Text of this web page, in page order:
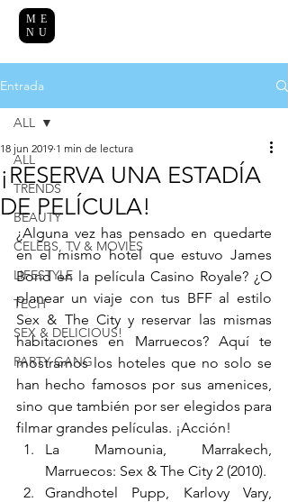
ME
NU
Entrada
ALL
TRENDS
BEAUTY
CELEBS, TV & MOVIES
LIFESTYLE
TECH
SEX & DELICIOUS!
PARTY GANG
ALL
¡RESERVA UNA ESTADÍA
DE PELÍCULA!
18 jun 2019 1 min de lectura
¿Alguna vez has pensado en quedarte
en el mismo hotel que estuvo James
Bond en la película Casino Royale? ¿O
planear un viaje con tus BFF al estilo
Sex & The City y reservar las mismas
habitaciones en Marruecos? Aquí te
mostramos los hoteles que no solo se
han hecho famosos por sus amenices,
sino que también por ser elegidos para
filmar grandes películas. ¡Acción!
La Mamounia, Marrakech,
Marruecos: Sex & The City 2 (2010).
Grandhotel Pupp, Karlovy Vary,